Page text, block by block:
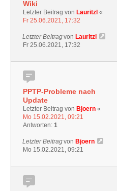
Wiki
Letzter Beitrag von Lauritzl «
Fr 25.06.2021, 17:32
Letzter Beitragvon Lauritzl
Fr 25.06.2021, 17:32
PPTP-Probleme nach
Update
Letzter Beitrag von Bjoern «
Mo 15.02.2021, 09:21
Antworten: 1
Letzter Beitragvon Bjoern
Mo 15.02.2021, 09:21